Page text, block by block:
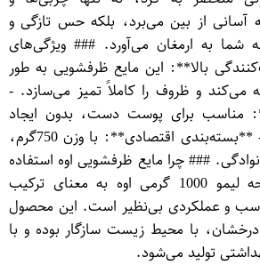
آسانی از بین می‌برد، بلکه حس تازگی و
شما به ارمغان می‌آورد. ### ویژگی‌های
بالا**: این مایع ظرفشویی به طور
می‌کند و ظروف را کاملاً تمیز می‌سازد. -
مناسب برای پوست دست، بدون ایجاد
خشکی یا حساسیت. - **بسته‌بندی اقتصادی**: با وزن 750گرم،
### چرا مایع ظرفشویی اوه استفاده
از مایع ظرفشویی رایحه لیمو 1000 گرمی اوه به معنای ترکیب
و عملکردی بی‌نظیر است. این محصول
درخشان، با محیط زیست سازگار بوده و با
تولید می‌شود.